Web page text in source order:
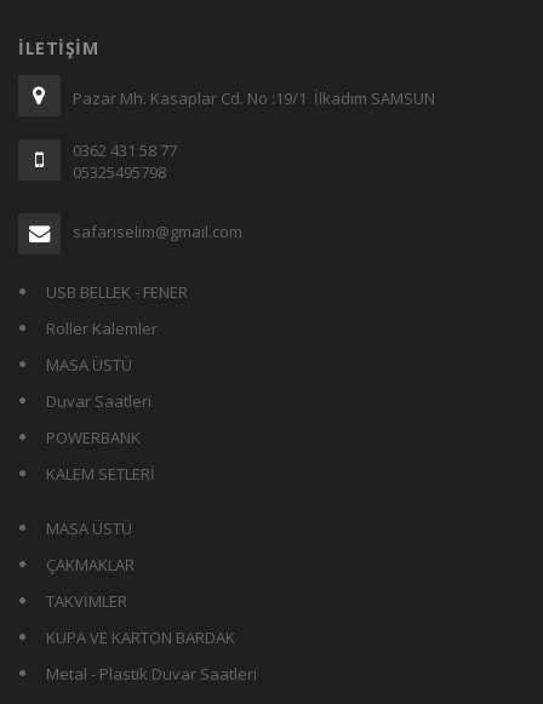
İLETIŞIM
Pazar Mh. Kasaplar Cd. No :19/1 İlkadım SAMSUN
0362 431 58 77
05325495798
safariselim@gmail.com
USB BELLEK - FENER
Roller Kalemler
MASA ÜSTÜ
Duvar Saatleri
POWERBANK
KALEM SETLERİ
MASA ÜSTÜ
ÇAKMAKLAR
TAKVİMLER
KUPA VE KARTON BARDAK
Metal - Plastik Duvar Saatleri